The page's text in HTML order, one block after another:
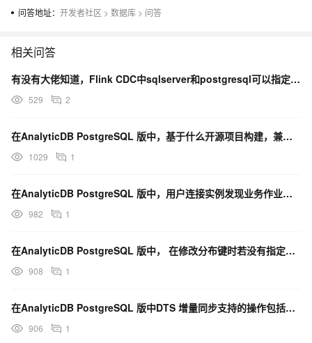
问答地址： 开发者社区 > 数据库 > 问答
相关问答
有没有大佬知道，Flink CDC中sqlserver和postgresql可以指定时间戳消费数据？
529 2
在AnalyticDB PostgreSQL 版中，基于什么开源项目构建，兼容ANSI SQL 20
1029 1
在AnalyticDB PostgreSQL 版中，用户连接实例发现业务作业跑的比较慢，同时业务查询
982 1
在AnalyticDB PostgreSQL 版中， 在修改分布键时若没有指定REORGANIZ
908 1
在AnalyticDB PostgreSQL 版中DTS 增量同步支持的操作包括哪些？
906 1